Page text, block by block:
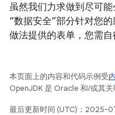
虽然我们力求做到尽可
“数据安全”部分针对您
做法提供的表单，您需自
本页面上的内容和代码示例受
OpenJDK 是 Oracle 和/或其关
最后更新时间 (UTC)：2025-